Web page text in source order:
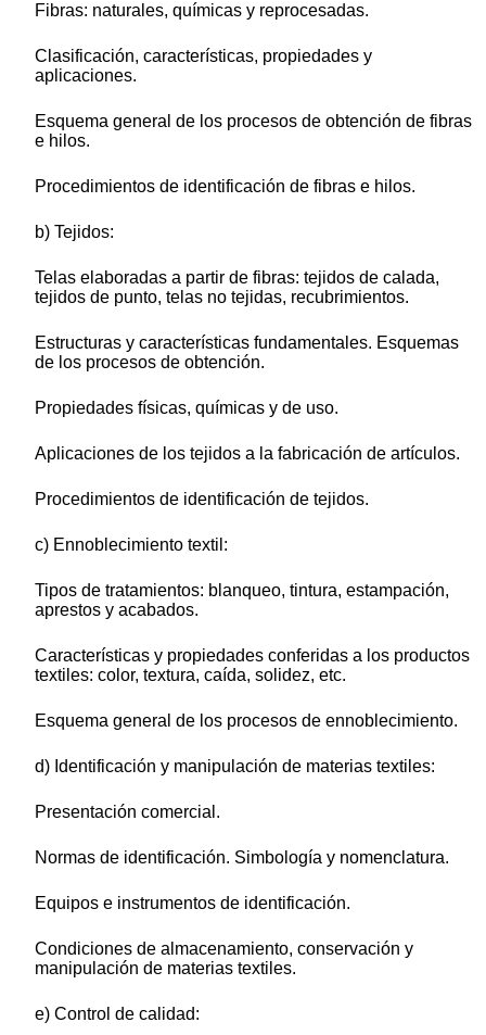
Fibras: naturales, químicas y reprocesadas.
Clasificación, características, propiedades y
aplicaciones.
Esquema general de los procesos de obtención de fibras
e hilos.
Procedimientos de identificación de fibras e hilos.
b) Tejidos:
Telas elaboradas a partir de fibras: tejidos de calada,
tejidos de punto, telas no tejidas, recubrimientos.
Estructuras y características fundamentales. Esquemas
de los procesos de obtención.
Propiedades físicas, químicas y de uso.
Aplicaciones de los tejidos a la fabricación de artículos.
Procedimientos de identificación de tejidos.
c) Ennoblecimiento textil:
Tipos de tratamientos: blanqueo, tintura, estampación,
aprestos y acabados.
Características y propiedades conferidas a los productos
textiles: color, textura, caída, solidez, etc.
Esquema general de los procesos de ennoblecimiento.
d) Identificación y manipulación de materias textiles:
Presentación comercial.
Normas de identificación. Simbología y nomenclatura.
Equipos e instrumentos de identificación.
Condiciones de almacenamiento, conservación y
manipulación de materias textiles.
e) Control de calidad: